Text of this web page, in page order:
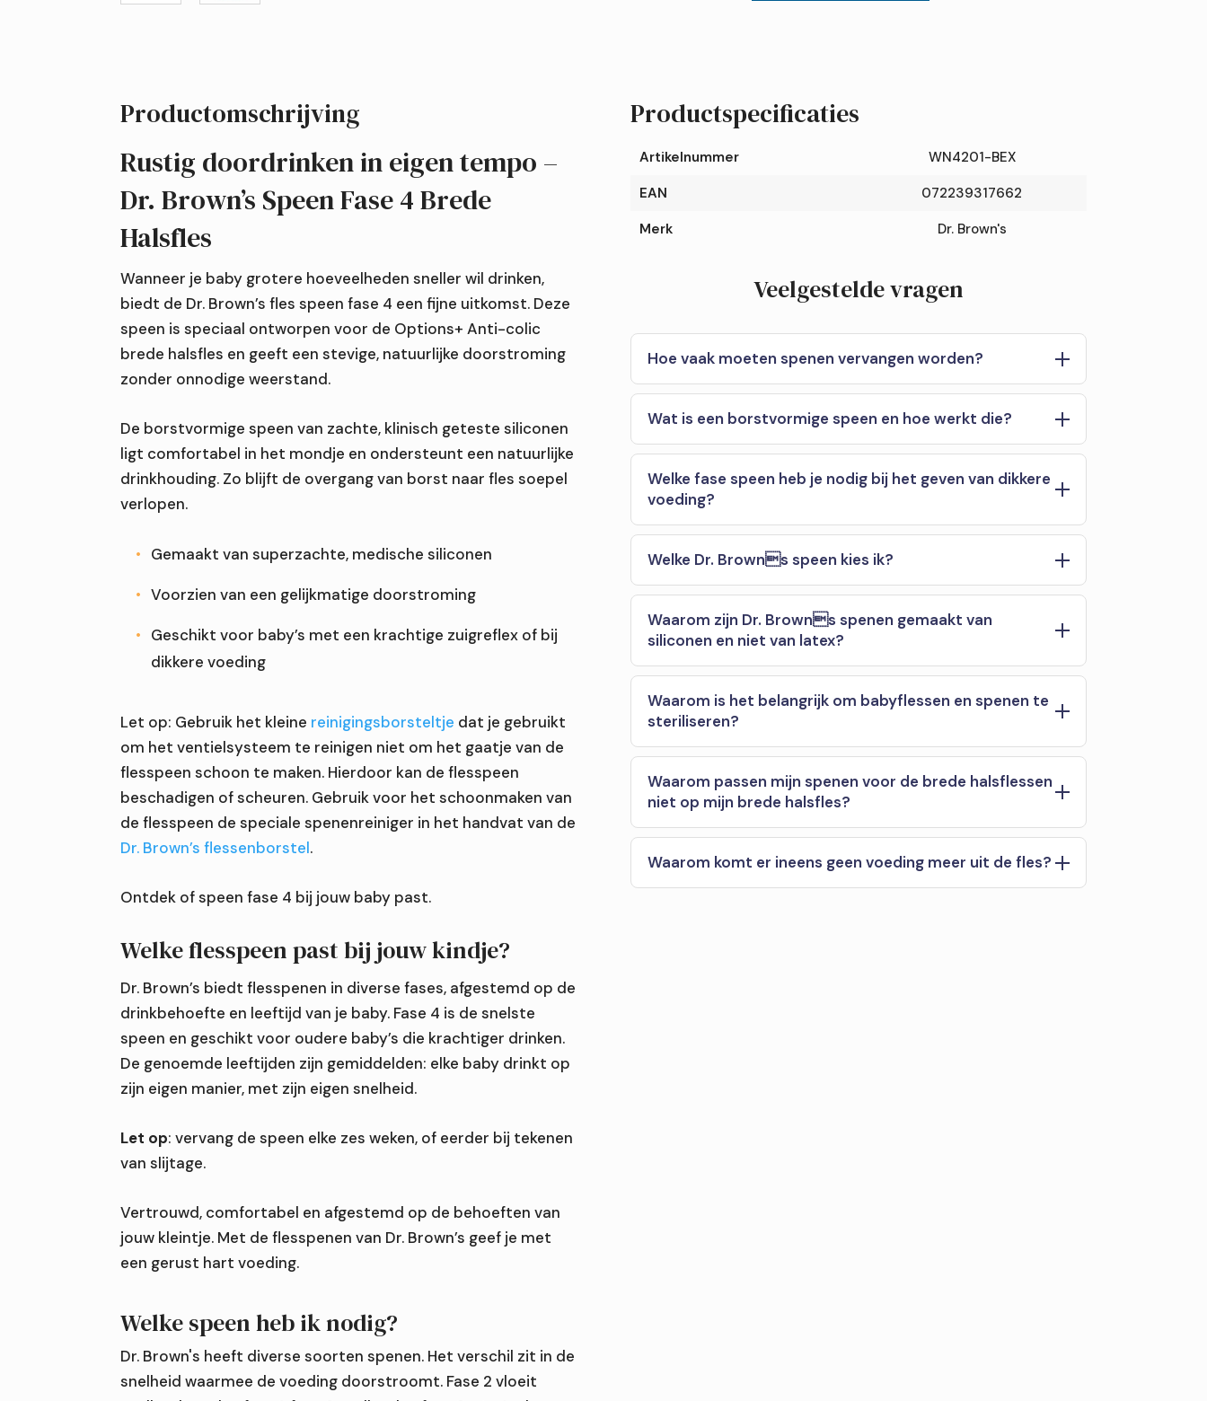
Hoe helpen bijtringen bij ongemak van doorkomende tandjes?
Speen
4
Brede
Productomschrijving
Rustig doordrinken in eigen tempo –
Dr. Brown’s Speen Fase 4 Brede
Halsfles
Wanneer je baby grotere hoeveelheden sneller wil drinken,
biedt de Dr. Brown’s fles speen fase 4 een fijne uitkomst. Deze
speen is speciaal ontworpen voor de Options+ Anti-colic
brede halsfles en geeft een stevige, natuurlijke doorstroming
zonder onnodige weerstand.
De borstvormige speen van zachte, klinisch geteste siliconen
ligt comfortabel in het mondje en ondersteunt een natuurlijke
drinkhouding. Zo blijft de overgang van borst naar fles soepel
verlopen.
Gemaakt van superzachte, medische siliconen
Voorzien van een gelijkmatige doorstroming
Geschikt voor baby’s met een krachtige zuigreflex of bij
dikkere voeding
Let op: Gebruik het kleine reinigingsborsteltje dat je gebruikt
om het ventielsysteem te reinigen niet om het gaatje van de
flesspeen schoon te maken. Hierdoor kan de flesspeen
beschadigen of scheuren. Gebruik voor het schoonmaken van
de flesspeen de speciale spenenreiniger in het handvat van de
Dr. Brown’s flessenborstel.
Ontdek of speen fase 4 bij jouw baby past.
Welke flesspeen past bij jouw kindje?
Dr. Brown’s biedt flesspenen in diverse fases, afgestemd op de
drinkbehoefte en leeftijd van je baby. Fase 4 is de snelste
speen en geschikt voor oudere baby’s die krachtiger drinken.
De genoemde leeftijden zijn gemiddelden: elke baby drinkt op
zijn eigen manier, met zijn eigen snelheid.
Let op: vervang de speen elke zes weken, of eerder bij tekenen
van slijtage.
Vertrouwd, comfortabel en afgestemd op de behoeften van
jouw kleintje. Met de flesspenen van Dr. Brown’s geef je met
een gerust hart voeding.
Welke speen heb ik nodig?
Dr. Brown's heeft diverse soorten spenen. Het verschil zit in de
snelheid waarmee de voeding doorstroomt. Fase 2 vloeit
Productspecificaties
Artikelnummer
WN4201-BEX
EAN
072239317662
Merk
Dr. Brown's
Veelgestelde vragen
Hoe vaak moeten spenen vervangen worden?
Wat is een borstvormige speen en hoe werkt die?
Welke fase speen heb je nodig bij het geven van dikkere
voeding?
Welke Dr. Browns speen kies ik?
Waarom zijn Dr. Browns spenen gemaakt van
siliconen en niet van latex?
Waarom is het belangrijk om babyflessen en spenen te
steriliseren?
Waarom passen mijn spenen voor de brede halsflessen
niet op mijn brede halsfles?
Waarom komt er ineens geen voeding meer uit de fles?